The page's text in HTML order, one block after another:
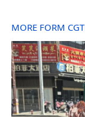
MORE FORM